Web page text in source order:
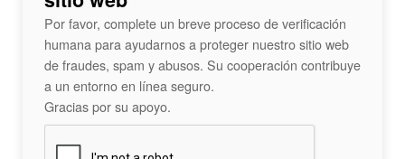
Por favor, complete un breve proceso de verificación
humana para ayudarnos a proteger nuestro sitio web
de fraudes, spam y abusos. Su cooperación contribuye
a un entorno en línea seguro.
Gracias por su apoyo.